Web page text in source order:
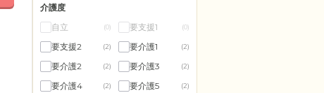
介護度
自立
(0) 要支援1 (0)
要支援2 (2) 要介護1 (2)
要介護2 (2) 要介護3 (2)
要介護4 (2) 要介護5 (2)